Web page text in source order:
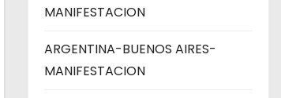
MANIFESTACION
ARGENTINA-BUENOS AIRES-
MANIFESTACION